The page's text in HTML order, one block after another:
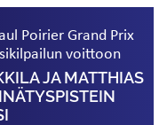
Poirier Grand Prix
voittoon
JA MATTHIAS